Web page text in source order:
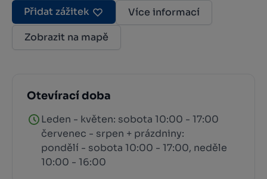
Přidat zážitek
Více informací
Zobrazit na mapě
Otevírací doba
Leden - květen: sobota 10:00 - 17:00
červenec - srpen + prázdniny:
pondělí - sobota 10:00 - 17:00, neděle
10:00 - 16:00